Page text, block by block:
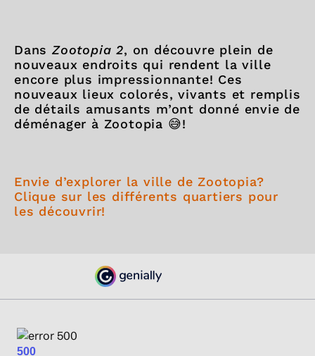
Dans Zootopia 2, on découvre plein de
nouveaux endroits qui rendent la ville
encore plus impressionnante! Ces
nouveaux lieux colorés, vivants et remplis
de détails amusants m’ont donné envie de
déménager à Zootopia 😅!
Envie d’explorer la ville de Zootopia?
Clique sur les différents quartiers pour
les découvrir!